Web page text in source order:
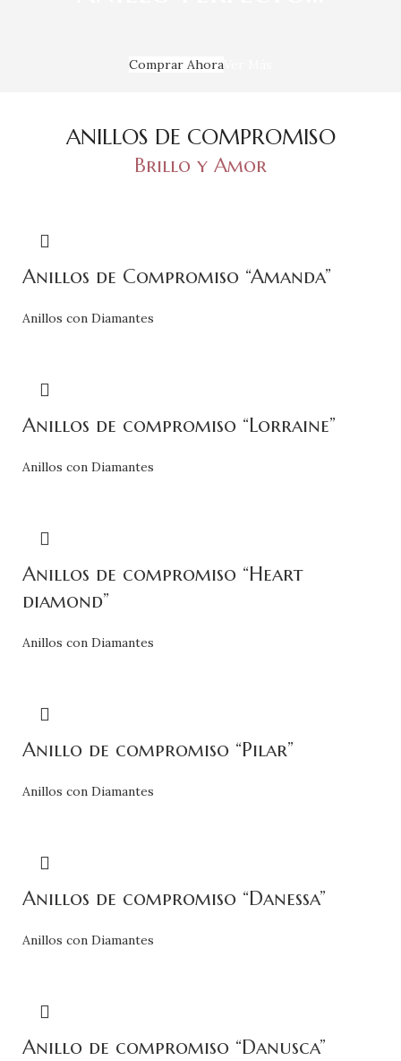
Comprar Ahora
ANILLOS DE COMPROMISO
Brillo y Amor
Anillos de Compromiso “Amanda”
Anillos con Diamantes
Anillos de compromiso “Lorraine”
Anillos con Diamantes
Anillos de compromiso “Heart
diamond”
Anillos con Diamantes
Anillo de compromiso “Pilar”
Anillos con Diamantes
Anillos de compromiso “Danessa”
Anillos con Diamantes
Anillo de compromiso “Danusca”